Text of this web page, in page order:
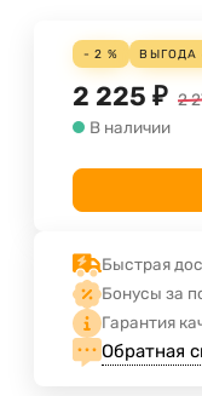
- 2 % ВЫГОДА
2 225 ₽ 2
В наличии
Быстрая
Бонусы за
Гарантия
Обратная